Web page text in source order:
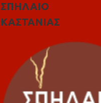
ΣΠΗΛΑΙΟ
ΚΑΣΤΑΝΙΑΣ